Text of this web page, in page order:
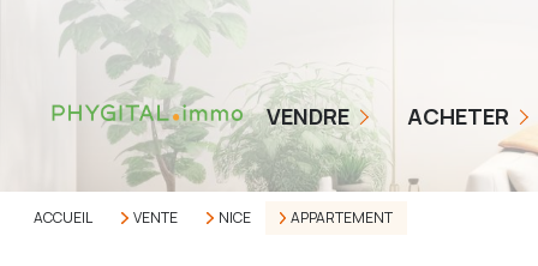
VENDRE
COMMENT ÇA MARCHE
NOS TARIFS
ESTIMER MON BIEN
ACHETER
BIENS EN VENTE
ALERTE ACHETEUR
ACCUEIL VENTE NICE APPARTEMENT